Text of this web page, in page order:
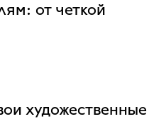
от четкой
художественные